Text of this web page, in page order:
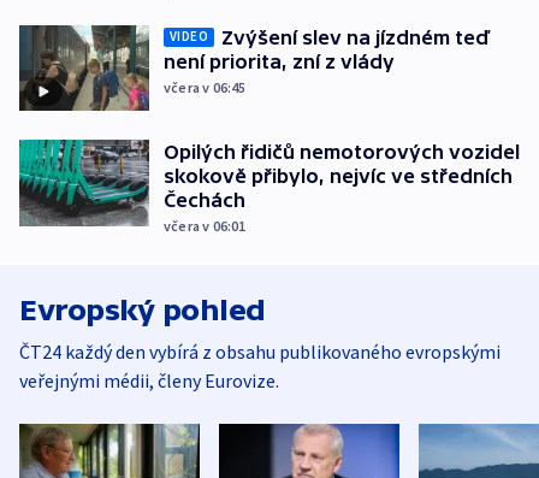
VIDEO
Zvýšení slev na jízdném teď
není priorita, zní z vlády
včera v 06:45
Opilých řidičů nemotorových vozidel
skokově přibylo, nejvíc ve středních
Čechách
včera v 06:01
Evropský pohled
ČT24 každý den vybírá z obsahu publikovaného evropskými
veřejnými médii, členy Eurovize.